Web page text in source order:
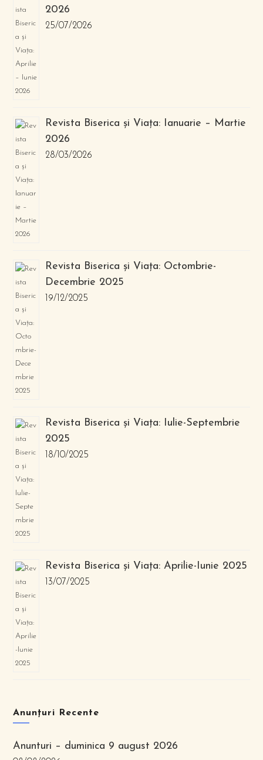
2026
25/07/2026
Revista Biserica și Viața: Ianuarie – Martie
2026
28/03/2026
Revista Biserica și Viața: Octombrie-
Decembrie 2025
19/12/2025
Revista Biserica și Viața: Iulie-Septembrie
2025
18/10/2025
Revista Biserica și Viața: Aprilie-Iunie 2025
13/07/2025
Anunțuri Recente
Anunturi – duminica 9 august 2026